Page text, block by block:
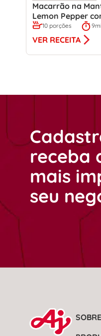
Macarrão na
Lemon Pepper
10 porções
VER RECEITA
receba
mais
seu
SOBRE